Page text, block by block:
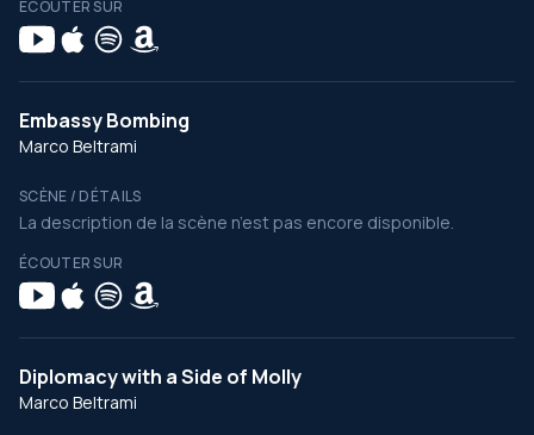
ÉCOUTER SUR
Embassy Bombing
Marco Beltrami
SCÈNE / DÉTAILS
La description de la scène n’est pas encore disponible.
ÉCOUTER SUR
Diplomacy with a Side of Molly
Marco Beltrami